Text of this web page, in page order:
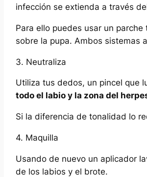
infección se extienda a través
Para ello puedes usar un
sobre la pupa. Ambos sistemas
3. Neutraliza
Utiliza tus dedos, un pincel que
todo el labio y la zona del
Si la diferencia de tonalidad lo
4. Maquilla
Usando de nuevo un aplicador
de los labios y el brote.